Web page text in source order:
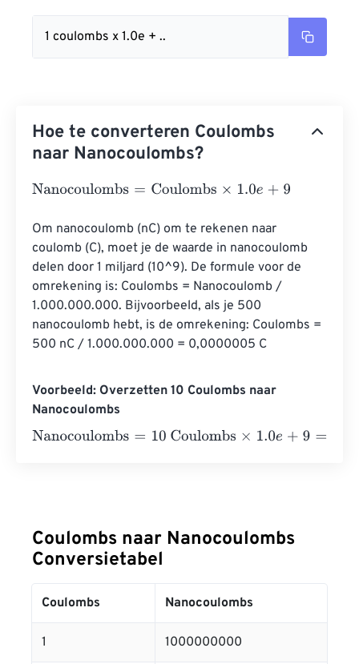
1 coulombs x 1.0e + ..
Hoe te converteren Coulombs
naar Nanocoulombs?
Nanocoulombs=Coulombs×1.0e+ 9
Om nanocoulomb (nC) om te rekenen naar
coulomb (C), moet je de waarde in nanocoulomb
delen door 1 miljard (10^9). De formule voor de
omrekening is: Coulombs = Nanocoulomb /
1.000.000.000. Bijvoorbeeld, als je 500
nanocoulomb hebt, is de omrekening: Coulombs =
500 nC / 1.000.000.000 = 0,0000005 C
Voorbeeld: Overzetten 10 Coulombs naar
Nanocoulombs
Nanocoulombs=10 Coulombs×1.0e+ 9= 10000000000
Coulombs naar Nanocoulombs
Conversietabel
Coulombs Nanocoulombs
1 1000000000